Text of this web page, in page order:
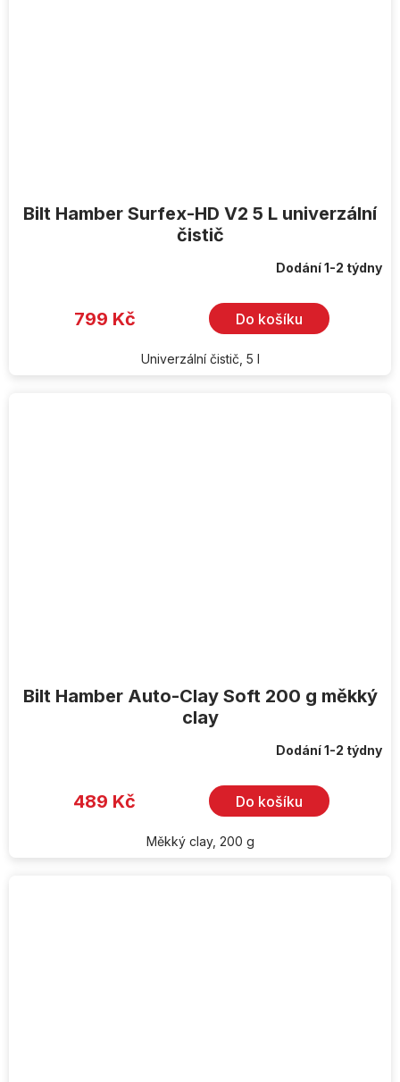
Bilt Hamber Surfex-HD V2 5 L univerzální
čistič
Dodání 1-2 týdny
799 Kč Do košíku
Univerzální čistič, 5 l
Bilt Hamber Auto-Clay Soft 200 g měkký
clay
Dodání 1-2 týdny
489 Kč Do košíku
Měkký clay, 200 g